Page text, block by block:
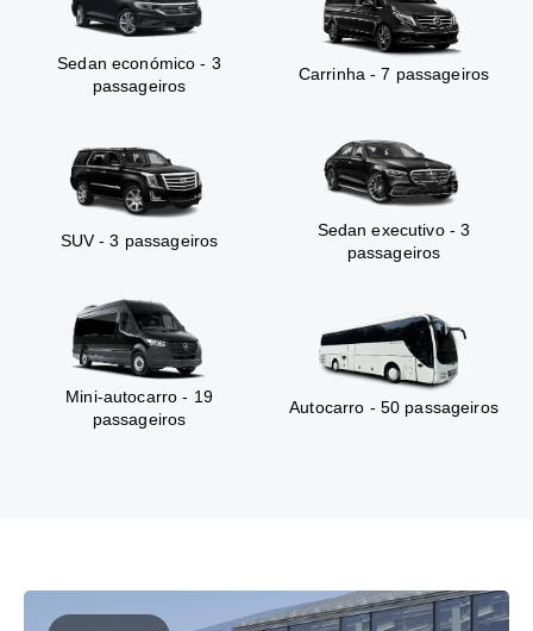
Sedan económico - 3
passageiros
Carrinha - 7 passageiros
SUV - 3 passageiros
Sedan executivo - 3
passageiros
Mini-autocarro - 19
passageiros
Autocarro - 50 passageiros